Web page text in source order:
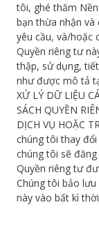
tôi, ghé thăm
bạn thừa nhận và
yêu cầu, và/hoặc
Quyền riêng tư
thập, sử dụng,
như được mô tả
XỬ LÝ DỮ LIỆU
SÁCH QUYỀN
DỊCH VỤ HOẶC
chúng tôi thay
chúng tôi sẽ
Quyền riêng tư
Chúng tôi bảo
này vào bất kì